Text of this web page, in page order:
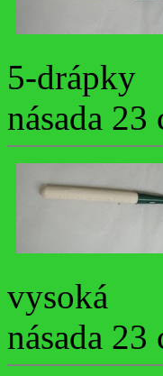
5-drápky
násada 23
vysoká
násada 23